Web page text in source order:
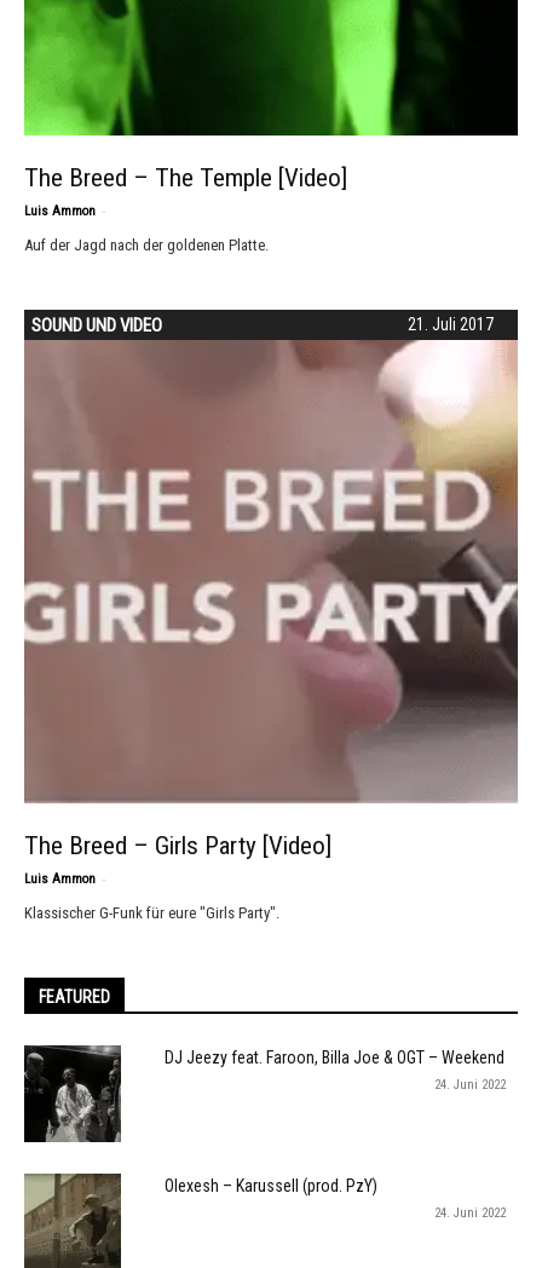
The Breed – The Temple [Video]
Luis Ammon -
Auf der Jagd nach der goldenen Platte.
21. Juli 2017
SOUND UND VIDEO
The Breed – Girls Party [Video]
Luis Ammon -
Klassischer G-Funk für eure "Girls Party".
FEATURED
DJ Jeezy feat. Faroon, Billa Joe & OGT – Weekend
24. Juni 2022
Olexesh – Karussell (prod. PzY)
24. Juni 2022